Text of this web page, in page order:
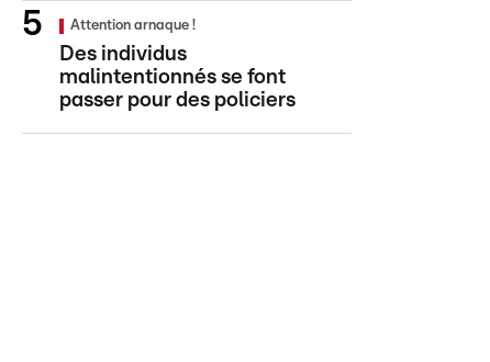
Attention arnaque !
Des individus
malintentionnés se font
passer pour des policiers